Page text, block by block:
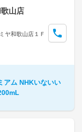
山店
ヤ和歌山店１Ｆ
アム NHKいないい